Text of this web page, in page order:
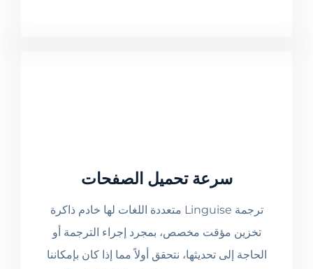
سرعة تحميل الصفحات
ترجمة Linguise متعددة اللغات لها خادم ذاكرة
تخزين مؤقت مخصص، بمجرد إجراء الترجمة أو
الحاجة إلى تحديثها، نتحقق أولاً مما إذا كان بإمكاننا